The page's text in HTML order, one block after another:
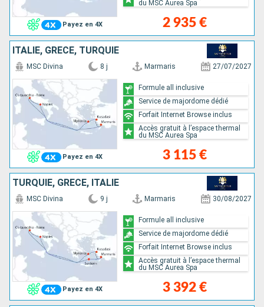
Payez en 4X 2 935 €
du MSC Aurea Spa
ITALIE, GRÈCE, TURQUIE
Payez en 4X
MSC Divina 8 j Marmaris 27/07/2027
3 115 €
Formule all inclusive
Service de majordome dédié
Forfait Internet Browse inclus
Accès gratuit à l’espace thermal
du MSC Aurea Spa
TURQUIE, GRÈCE, ITALIE
Payez en 4X
MSC Divina 9 j Marmaris 30/08/2027
3 392 €
Formule all inclusive
Service de majordome dédié
Forfait Internet Browse inclus
Accès gratuit à l’espace thermal
du MSC Aurea Spa